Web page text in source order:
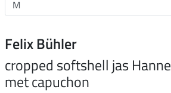
Felix Bühler
cropped softshell jas Hanne
met capuchon